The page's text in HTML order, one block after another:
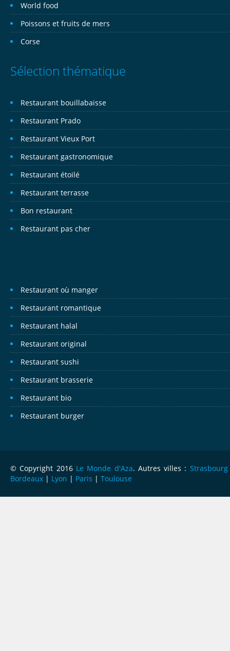
World food
Poissons et fruits de mers
Corse
Sélection thématique
Restaurant bouillabaisse
Restaurant Prado
Restaurant Vieux Port
Restaurant gastronomique
Restaurant étoilé
Restaurant terrasse
Bon restaurant
Restaurant pas cher
Restaurant où manger
Restaurant romantique
Restaurant halal
Restaurant original
Restaurant sushi
Restaurant brasserie
Restaurant bio
Restaurant burger
© Copyright 2016 Le Monde d'Aza. Autres villes : Strasbourg
Bordeaux | Lyon | Paris | Toulouse